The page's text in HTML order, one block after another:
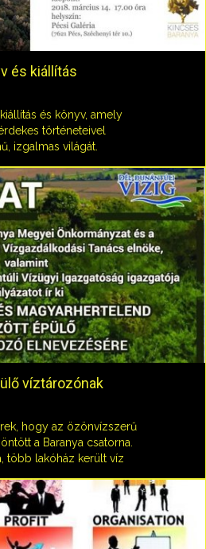
és kiállítás
és könyv, amely
történeteivel
izgalmas világát.
víztározónak
hogy az özönvízszerű
a Baranya csatorna.
több lakóház került víz
károk
az épülő
a hirtelen lezúduló
aszályos időszakban